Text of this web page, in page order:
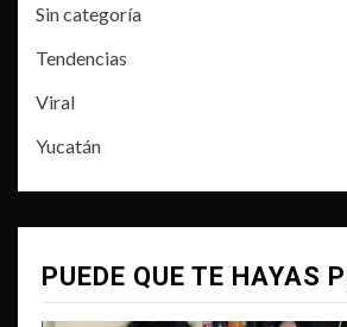
Sin categoría
Tendencias
Viral
Yucatán
PUEDE QUE TE HAYAS